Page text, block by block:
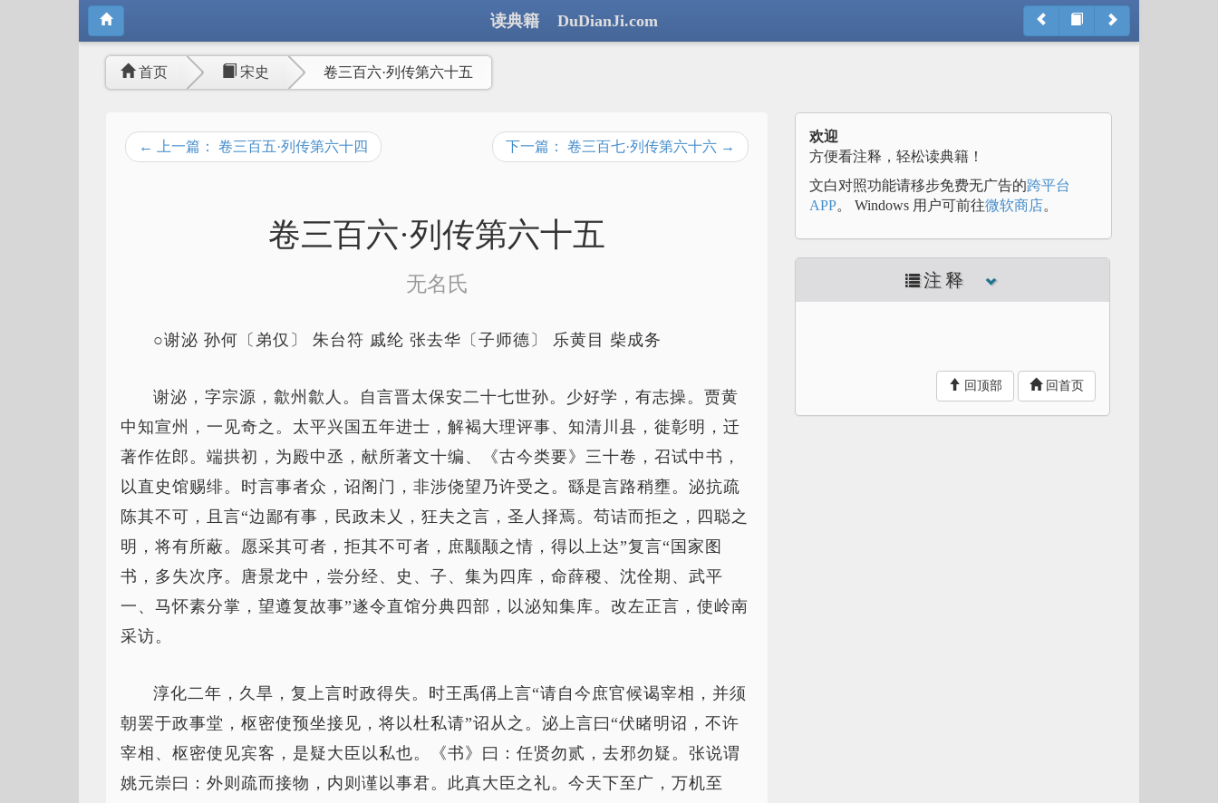
读典籍 DuDianJi.com
首页 宋史 卷三百六·列传第六十五
← 上一篇： 卷三百五·列传第六十四 下一篇： 卷三百七·列传第六十六 →
卷三百六·列传第六十五
无名氏
○谢泌 孙何〔弟仅〕 朱台符 戚纶 张去华〔子师德〕 乐黄目 柴成务
谢泌，字宗源，歙州歙人。自言晋太保安二十七世孙。少好学，有志操。贾黄
中知宣州，一见奇之。太平兴国五年进士，解褐大理评事、知清川县，徙彰明，迁
著作佐郎。端拱初，为殿中丞，献所著文十编、《古今类要》三十卷，召试中书，
以直史馆赐绯。时言事者众，诏阁门，非涉侥望乃许受之。繇是言路稍壅。泌抗疏
陈其不可，且言“边鄙有事，民政未乂，狂夫之言，圣人择焉。苟诘而拒之，四聪之
明，将有所蔽。愿采其可者，拒其不可者，庶颙颙之情，得以上达”复言“国家图
书，多失次序。唐景龙中，尝分经、史、子、集为四库，命薛稷、沈佺期、武平
一、马怀素分掌，望遵复故事”遂令直馆分典四部，以泌知集库。改左正言，使岭南
采访。
淳化二年，久旱，复上言时政得失。时王禹偁上言“请自今庶官候谒宰相，并须
朝罢于政事堂，枢密使预坐接见，将以杜私请”诏从之。泌上言曰“伏睹明诏，不许
宰相、枢密使见宾客，是疑大臣以私也。《书》曰：任贤勿贰，去邪勿疑。张说谓
姚元崇曰：外则疏而接物，内则谨以事君。此真大臣之礼。今天下至广，万机至
欢迎
方便看注释，轻松读典籍！
文白对照功能请移步免费无广告的跨平台
APP。 Windows 用户可前往微软商店。
注释
回顶部 回首页